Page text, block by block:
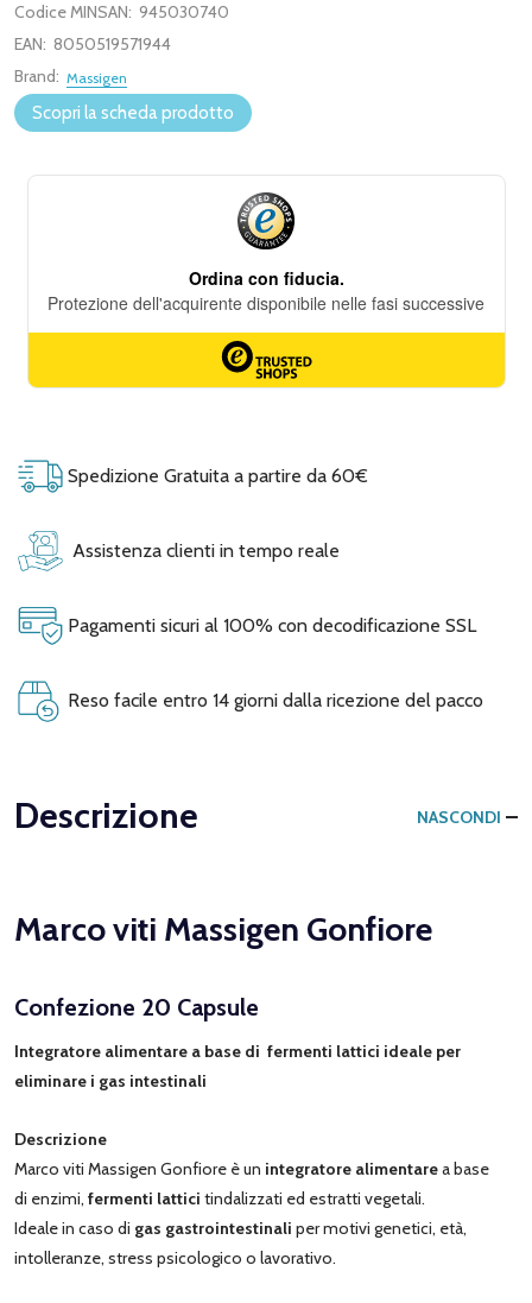
Codice MINSAN: 945030740
EAN: 8050519571944
Brand: Massigen
Scopri la scheda prodotto
Spedizione Gratuita a partire da 60€
Assistenza clienti in tempo reale
Pagamenti sicuri al 100% con decodificazione SSL
Reso facile entro 14 giorni dalla ricezione del pacco
Descrizione NASCONDI
Marco viti Massigen Gonfiore
Confezione 20 Capsule
Integratore alimentare a base di fermenti lattici ideale per
eliminare i gas intestinali
Descrizione
Marco viti Massigen Gonfiore è un integratore alimentarea base
di enzimi, fermenti lattici tindalizzati ed estratti vegetali.
Ideale in caso di gas gastrointestinali per motivi genetici, età,
intolleranze, stress psicologico o lavorativo.